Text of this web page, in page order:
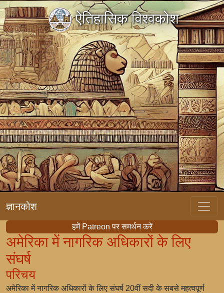
ऐतिहासिक विश्वकोश
ज्ञानकोश
हमें Patreon पर समर्थन करें
अमेरिका में नागरिक अधिकारों के लिए
संघर्ष
परिचय
अमेरिका में नागरिक अधिकारों के लिए संघर्ष 20वीं सदी के सबसे महत्वपूर्ण